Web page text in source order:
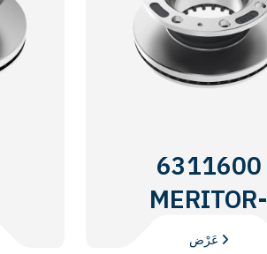
6311600
MERITOR-
ROR